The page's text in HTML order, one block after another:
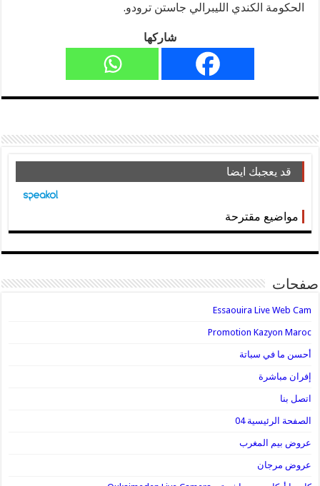
الحكومة الكندي الليبرالي جاستن ترودو.
شاركها
قد يعجبك ايضا
مواضيع مقترحة
صفحات
Essaouira Live Web Cam
Promotion Kazyon Maroc
أحسن ما في سباتة
إفران مباشرة
اتصل بنا
الصفحة الرئيسية 04
عروض بيم المغرب
عروض مرجان